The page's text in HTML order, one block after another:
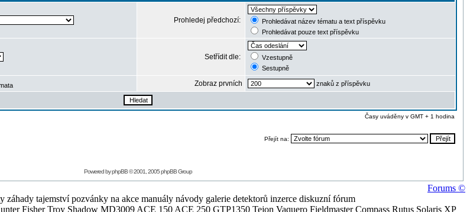
Prohledej předchozí:
Prohledávat název tématu a text příspěvku
Prohledávat pouze text příspěvku
Setřídit dle:
Vzestupně
Sestupně
Zobraz prvních znaků z příspěvku
Časy uváděny v GMT + 1 hodina
Přejít na:
Powered byphpBB© 2001, 2005 phpBB Group
Forums ©
tajemství pozvánky na akce manuály návody galerie detektorů inzerce diskuzní fórum
Fisher Troy Shadow MD3009 ACE 150 ACE 250 GTP1350 Tejon Vaquero Fieldmaster Compass Rutus Solaris XP